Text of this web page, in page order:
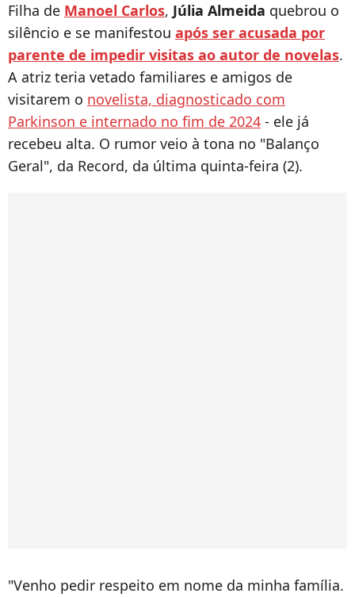
Filha de Manoel Carlos, Júlia Almeida quebrou o
silêncio e se manifestou após ser acusada por
parente de impedir visitas ao autor de novelas.
A atriz teria vetado familiares e amigos de
visitarem o novelista, diagnosticado com
Parkinson e internado no fim de 2024 - ele já
recebeu alta. O rumor veio à tona no "Balanço
Geral", da Record, da última quinta-feira (2).
"Venho pedir respeito em nome da minha família.